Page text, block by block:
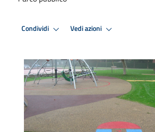
Condividi Vedi azioni